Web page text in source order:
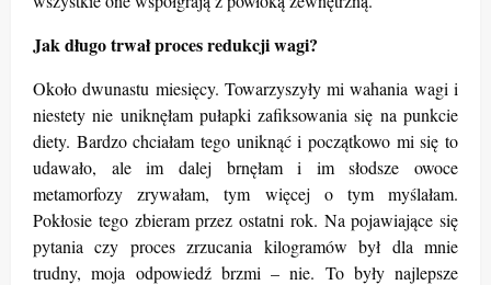
Jak długo trwał proces redukcji wagi?
Około dwunastu miesięcy. Towarzyszyły mi wahania wagi i
niestety nie uniknęłam pułapki zafiksowania się na punkcie
diety. Bardzo chciałam tego uniknąć i początkowo mi się to
udawało, ale im dalej brnęłam i im słodsze owoce
metamorfozy zrywałam, tym więcej o tym myślałam.
Pokłosie tego zbieram przez ostatni rok. Na pojawiające się
pytania czy proces zrzucania kilogramów był dla mnie
trudny, moja odpowiedź brzmi – nie. To były najlepsze